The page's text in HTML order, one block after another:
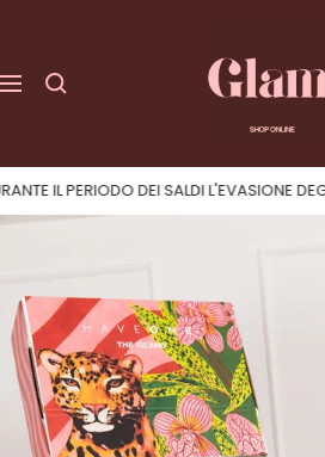
contenuto
Navigazione
GLAM
Shop
DEGLI ORDINI AVVIENE IN 72h